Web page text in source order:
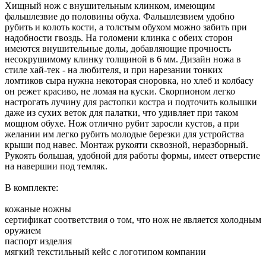
Хищный нож с внушительным клинком, имеющим
фальшлезвие до половины обуха. Фальшлезвием удобно
рубить и колоть кости, а толстым обухом можно забить при
надобности гвоздь. На голомени клинка с обеих сторон
имеются внушительные долы, добавляющие прочность
несокрушимому клинку толщиной в 6 мм. Дизайн ножа в
стиле хай-тек - на любителя, и при нарезании тонких
ломтиков сыра нужна некоторая сноровка, но хлеб и колбасу
он режет красиво, не ломая на куски. Скорпионом легко
настрогать лучину для растопки костра и подточить колышки
даже из сухих веток для палатки, что удивляет при таком
мощном обухе. Нож отлично рубит заросли кустов, а при
желании им легко рубить молодые березки для устройства
крыши под навес. Монтаж рукояти сквозной, неразборный.
Рукоять большая, удобной для работы формы, имеет отверстие
на навершии под темляк.
В комплекте:
кожаные ножны
сертификат соответствия о том, что нож не является холодным
оружием
паспорт изделия
мягкий текстильный кейс с логотипом компании